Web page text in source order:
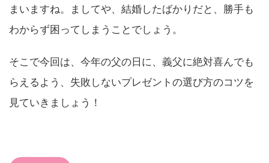
まいますね。ましてや、結婚したばかりだと、勝手も
わからず困ってしまうことでしょう。
そこで今回は、今年の父の日に、義父に絶対喜んでも
らえるよう、失敗しないプレゼントの選び方のコツを
見ていきましょう！